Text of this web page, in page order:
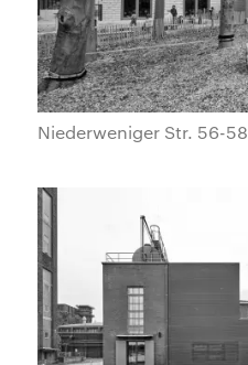
Niederweniger Str. 56-58